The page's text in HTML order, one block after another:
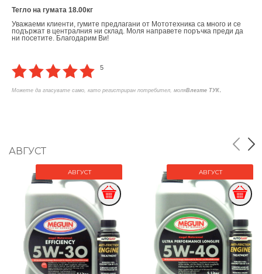
Тегло на гумата 18.00кг
Уважаеми клиенти, гумите предлагани от Мототехника са много и се
подържат в централния ни склад. Моля направете поръчка преди да
ни посетите. Благодарим Ви!
5
Можете да гласувате само, като регистриран потребител, моляВлезте ТУК
АВГУСТ
АВГУСТ АВГУСТ